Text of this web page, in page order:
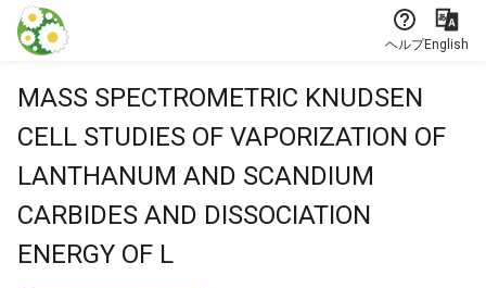
本文に飛ぶ
ヘルプEnglish
MASS SPECTROMETRIC KNUDSEN
CELL STUDIES OF VAPORIZATION OF
LANTHANUM AND SCANDIUM
CARBIDES AND DISSOCIATION
ENERGY OF L